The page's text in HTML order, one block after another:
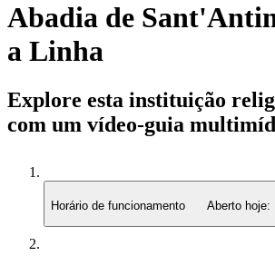
Abadia de
a Linha
Explore esta instituição
com um vídeo-guia
Horário de funcionamento Aberto hoje: